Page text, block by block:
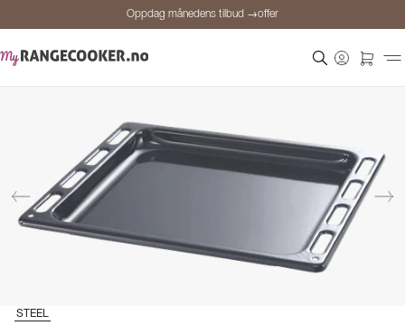
Oppdag månedens tilbud →offer
Personlig rådgivning
Oppdag månedens tilbud →offer
STEEL